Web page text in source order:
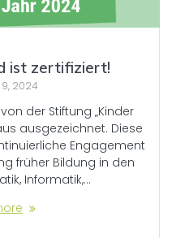
ist zertifiziert!
2024
der Stiftung „Kinder
ausgezeichnet. Diese
Engagement
früher Bildung in den
Informatik,…